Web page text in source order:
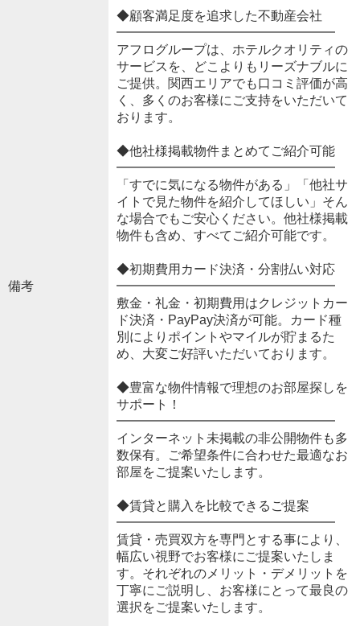
備考
◆顧客満足度を追求した不動産会社
━━━━━━━━━━━━━━━━━
アフログループは、ホテルクオリティの
サービスを、どこよりもリーズナブルに
ご提供。関西エリアでも口コミ評価が高
く、多くのお客様にご支持をいただいて
おります。
◆他社様掲載物件まとめてご紹介可能
━━━━━━━━━━━━━━━━━
「すでに気になる物件がある」「他社サ
イトで見た物件を紹介してほしい」そん
な場合でもご安心ください。他社様掲載
物件も含め、すべてご紹介可能です。
◆初期費用カード決済・分割払い対応
━━━━━━━━━━━━━━━━━
敷金・礼金・初期費用はクレジットカー
ド決済・PayPay決済が可能。カード種
別によりポイントやマイルが貯まるた
め、大変ご好評いただいております。
◆豊富な物件情報で理想のお部屋探しを
サポート！
━━━━━━━━━━━━━━━━━
インターネット未掲載の非公開物件も多
数保有。ご希望条件に合わせた最適なお
部屋をご提案いたします。
◆賃貸と購入を比較できるご提案
━━━━━━━━━━━━━━━━━
賃貸・売買双方を専門とする事により、
幅広い視野でお客様にご提案いたしま
す。それぞれのメリット・デメリットを
丁寧にご説明し、お客様にとって最良の
選択をご提案いたします。